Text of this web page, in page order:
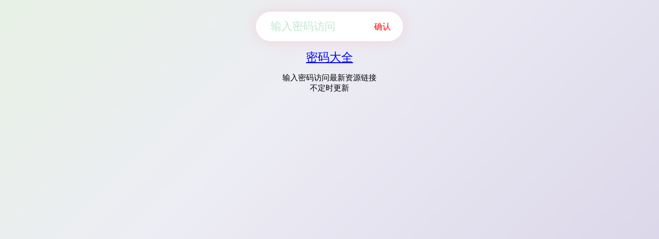
确认
密码大全
输入密码访问最新资源链接
不定时更新